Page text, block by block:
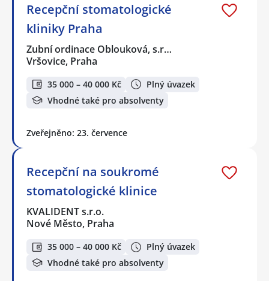
Recepční stomatologické
kliniky Praha
Zubní ordinace Oblouková, s.r…
Vršovice, Praha
35 000 – 40 000 Kč
Plný úvazek
Vhodné také pro absolventy
Zveřejněno: 23. července
Recepční na soukromé
stomatologické klinice
KVALIDENT s.r.o.
Nové Město, Praha
35 000 – 40 000 Kč
Plný úvazek
Vhodné také pro absolventy